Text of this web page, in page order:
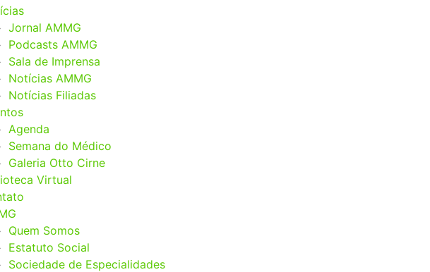
Jornal AMMG
Podcasts AMMG
Sala de Imprensa
Notícias AMMG
Notícias Filiadas
Agenda
Semana do Médico
Galeria Otto Cirne
Virtual
Quem Somos
Estatuto Social
Sociedade de Especialidades